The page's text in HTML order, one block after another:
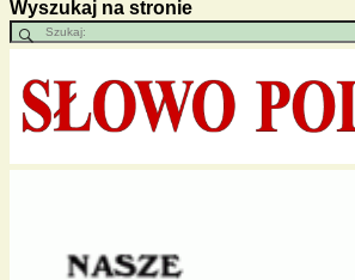
Wyszukaj na stronie